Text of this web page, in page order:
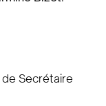
Secrétaire